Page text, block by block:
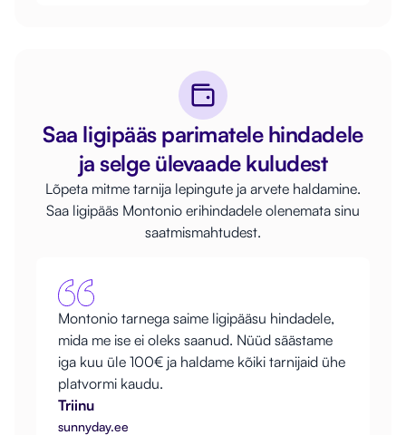
Saa ligipääs parimatele hindadele
ja selge ülevaade kuludest
Lõpeta mitme tarnija lepingute ja arvete haldamine.
Saa ligipääs Montonio erihindadele olenemata sinu
saatmismahtudest.
Montonio tarnega saime ligipääsu hindadele,
mida me ise ei oleks saanud. Nüüd säästame
iga kuu üle 100€ ja haldame kõiki tarnijaid ühe
platvormi kaudu.
Triinu
sunnyday.ee